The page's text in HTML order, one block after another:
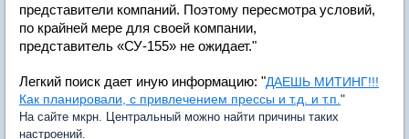
представители компаний. Поэтому пересмотра условий,
по крайней мере для своей компании,
представитель «СУ-155» не ожидает."
Легкий поиск дает иную информацию: "ДАЕШЬ МИТИНГ!!!
Как планировали, с привлечением прессы и т.д. и т.п. "
На сайте мкрн. Центральный можно найти причины таких
настроений.